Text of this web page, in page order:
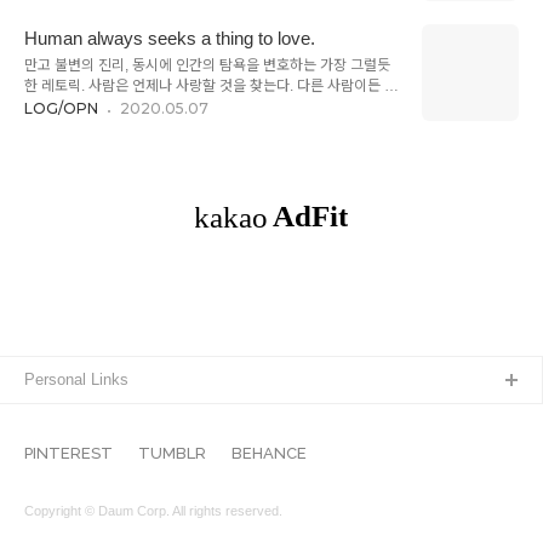
보면 되게 맘에 들었었나 봐...
그 스스로가 원하는 지위만을 주어야 한다. 어떤 경우에도 사실
의 지위를 빼앗지 않아야 한다. 무지는 사실을 구축驅逐하므로,
무지 위에 쌓은 사실은 필연적으로 부패하므로, 우리는 무지를
경계해야 하고, 자신의 지식에 겸허해야만 한다. 나의 세계는, 더
많은 사람들이 진실에 다가설 때 천국이 된다. Image
Human always seeks a thing to love.
만고 불변의 진리, 동시에 인간의 탐욕을 변호하는 가장 그럴듯
한 레토릭. 사람은 언제나 사랑할 것을 찾는다. 다른 사람이든 어
떤 물건이든, 또는 다른 사람의 어떤 물건이든. 하지만 대개의 경
주는 증거이자, 우리가 '좋다'고 분류하는 정신의 기능들 - 이를테
면 창조, 사랑, 믿음, 정열 등 - 조차도 필연적으로 양면성을 가지
LOG/OPN 2020.05.07
PINTEREST TUMBLR BEHANCE
Copyright © Daum Corp. All rights reserved.
Personal Links